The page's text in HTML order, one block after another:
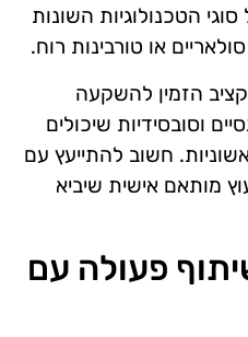
הטכנולוגיות השונות
או טורבינות רוח.
הזמין להשקעה
וסובסידיות שיכולים
חשוב להתייעץ עם
מותאם אישית שיביא
פעולה עם